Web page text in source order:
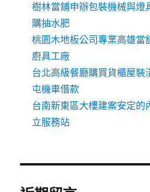
樹林當鋪申辦包裝機械與燈
購抽水肥
桃園木地板公司專業高雄當
廚具工廠
台北高級餐廳購買貨櫃屋裝
屯機車借款
台南新東區大樓建案安定的
立服務站